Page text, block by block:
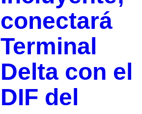
conectará
Terminal
Delta con el
DIF del